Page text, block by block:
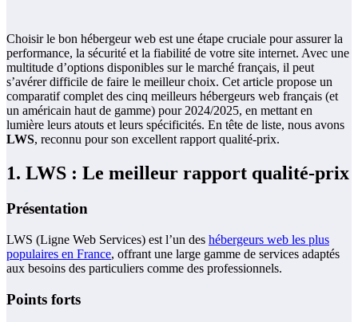
Choisir le bon hébergeur web est une étape cruciale pour assurer la
performance, la sécurité et la fiabilité de votre site internet. Avec une
multitude d’options disponibles sur le marché français, il peut
s’avérer difficile de faire le meilleur choix. Cet article propose un
comparatif complet des cinq meilleurs hébergeurs web français (et
un américain haut de gamme) pour 2024/2025, en mettant en
lumière leurs atouts et leurs spécificités. En tête de liste, nous avons
LWS, reconnu pour son excellent rapport qualité-prix.
1. LWS : Le meilleur rapport qualité-prix
Présentation
LWS (Ligne Web Services) est l’un des hébergeurs web les plus
populaires en France, offrant une large gamme de services adaptés
aux besoins des particuliers comme des professionnels.
Points forts